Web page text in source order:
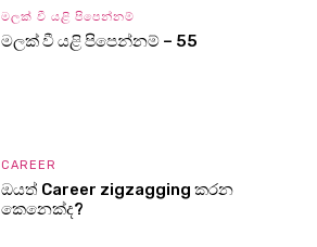
මලක් වී යළි පිපෙන්නම්
මලක් වී යළි පිපෙන්නම් – 55
CAREER
ඔයත් Career zigzagging කරන
කෙනෙක්ද?